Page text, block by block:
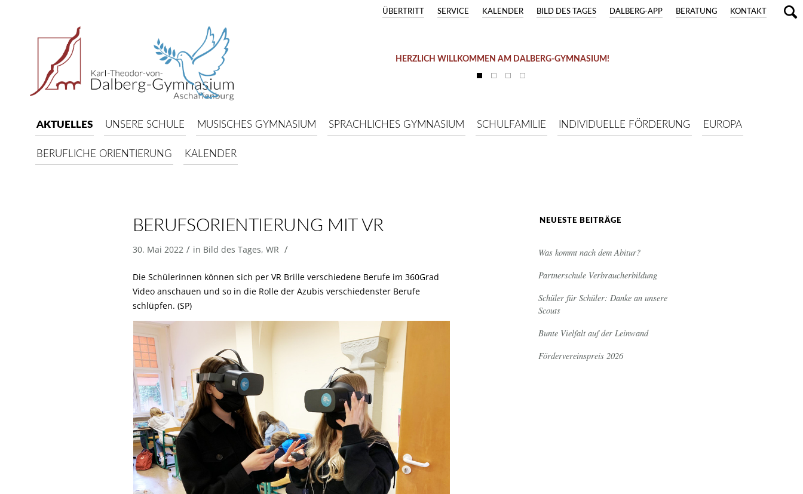
KONTAKT
BERATUNG
DALBERG-APP
BILD DES TAGES
KALENDER
SERVICE
ÜBERTRITT
HERZLICH WILLKOMMEN AM DALBERG-GYMNASIUM!
AKTUELLES UNSERE SCHULE MUSISCHES GYMNASIUM SPRACHLICHES GYMNASIUM SCHULFAMILIE INDIVIDUELLE FÖRDERUNG EUROPA
BERUFLICHE ORIENTIERUNG KALENDER
BERUFSORIENTIERUNG MIT VR
30. Mai 2022 / in Bild des Tages, WR /
Die Schülerinnen können sich per VR Brille verschiedene Berufe im 360Grad
Video anschauen und so in die Rolle der Azubis verschiedenster Berufe
schlüpfen. (SP)
NEUESTE BEITRÄGE
Was kommt nach dem Abitur?
Partnerschule Verbraucherbildung
Schüler für Schüler: Danke an unsere
Scouts
Bunte Vielfalt auf der Leinwand
Fördervereinspreis 2026